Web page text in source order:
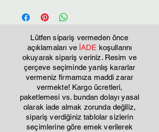
Lütfen sipariş vermeden önce
açıklamaları ve İADE koşullarını
okuyarak sipariş veriniz. Resim ve
çerçeve seçiminde yanlış kararlar
vermeniz firmamıza maddi zarar
vermekte! Kargo ücretleri,
paketlemesi vs. bundan dolayı yasal
olarak iade almak zorunda değiliz,
sipariş verdiğiniz tablolar sizlerin
seçimlerine göre emek verilerek